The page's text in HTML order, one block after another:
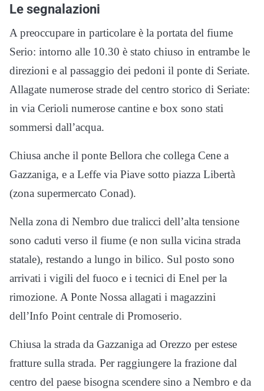
Le segnalazioni
A preoccupare in particolare è la portata del fiume
Serio: intorno alle 10.30 è stato chiuso in entrambe le
direzioni e al passaggio dei pedoni il ponte di Seriate.
Allagate numerose strade del centro storico di Seriate:
in via Cerioli numerose cantine e box sono stati
sommersi dall’acqua.
Chiusa anche il ponte Bellora che collega Cene a
Gazzaniga, e a Leffe via Piave sotto piazza Libertà
(zona supermercato Conad).
Nella zona di Nembro due tralicci dell’alta tensione
sono caduti verso il fiume (e non sulla vicina strada
statale), restando a lungo in bilico. Sul posto sono
arrivati i vigili del fuoco e i tecnici di Enel per la
rimozione. A Ponte Nossa allagati i magazzini
dell’Info Point centrale di Promoserio.
Chiusa la strada da Gazzaniga ad Orezzo per estese
fratture sulla strada. Per raggiungere la frazione dal
centro del paese bisogna scendere sino a Nembro e da